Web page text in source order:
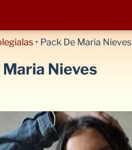
• Pack De Maria Nieves
Maria Nieves